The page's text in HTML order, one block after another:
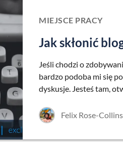
MIEJSCE PRACY
Jak skłonić
Jeśli chodzi o
bardzo podoba mi się
dyskusje. Jesteś tam,
Felix Rose-Collins